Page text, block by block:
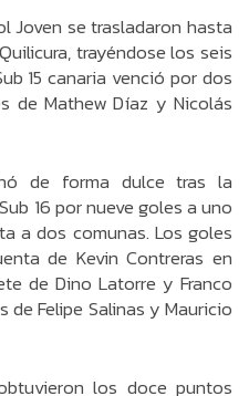
Joven se trasladaron hasta
trayéndose los seis
15 canaria venció por dos
de Mathew Díaz y Nicolás
de forma dulce tras la
16 por nueve goles a uno
a dos comunas. Los goles
de Kevin Contreras en
de Dino Latorre y Franco
Felipe Salinas y Mauricio
los doce puntos